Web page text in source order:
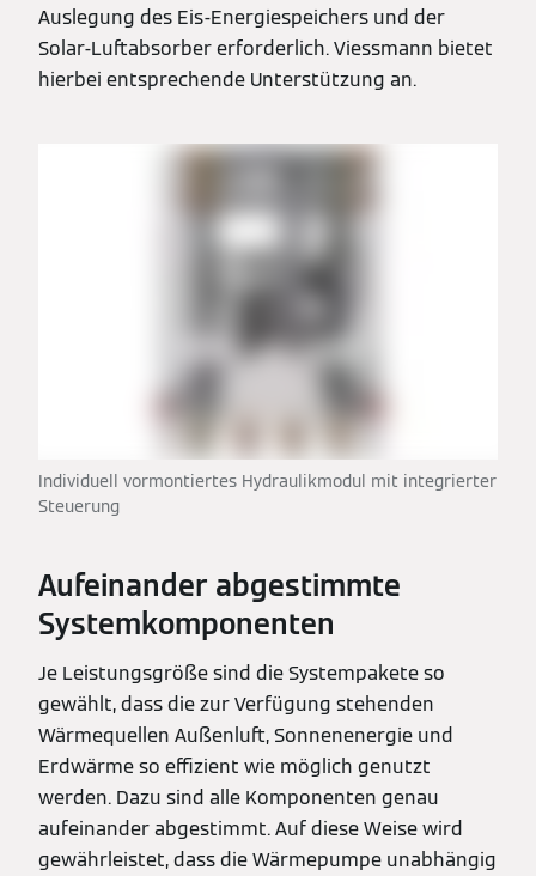
Auslegung des Eis-Energiespeichers und der
Solar-Luftabsorber erforderlich. Viessmann bietet
hierbei entsprechende Unterstützung an.
Individuell vormontiertes Hydraulikmodul mit integrierter
Steuerung
Aufeinander abgestimmte
Systemkomponenten
Je Leistungsgröße sind die Systempakete so
gewählt, dass die zur Verfügung stehenden
Wärmequellen Außenluft, Sonnenenergie und
Erdwärme so effizient wie möglich genutzt
werden. Dazu sind alle Komponenten genau
aufeinander abgestimmt. Auf diese Weise wird
gewährleistet, dass die Wärmepumpe unabhängig